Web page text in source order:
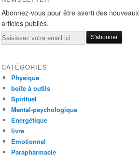
Abonnez-vous pour être averti des nouveaux
articles publiés.
Email
CATÉGORIES
Physique
boîte à outils
Spirituel
Mental-psychologique
Energétique
livre
Emotionnel
Parapharmacie